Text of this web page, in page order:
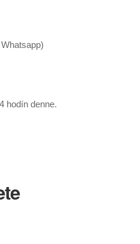
hodín denne.